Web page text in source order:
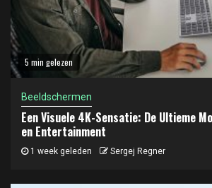
5 min gelezen
Beeldschermen
Een Visuele 4K-Sensatie: De Ultieme
en Entertainment
1 week geleden Sergej Regner